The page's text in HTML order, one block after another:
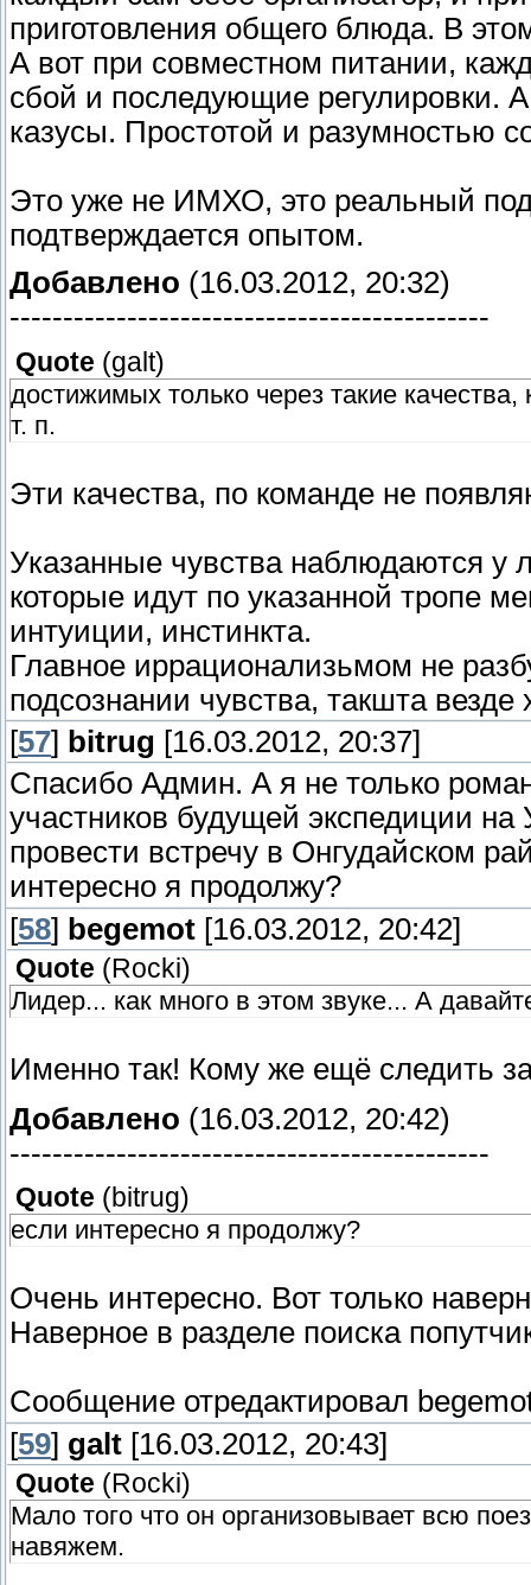
приготовления общего блюда. В
А вот при совместном питании,
сбой и последующие регулировки.
казусы. Простотой и разумностью
Это уже не ИМХО, это реальный
подтверждается опытом.
Добавлено (16.03.2012, 20:32)
---------------------------------------------
Quote (galt)
достижимых только через такие качества,
т. п.
Эти качества, по команде не
Указанные чувства наблюдаются
которые идут по указанной тропе
интуиции, инстинкта.
Главное иррационализьмом не
подсознании чувства, такшта
[57] bitrug [16.03.2012, 20:37]
Cпасибо Админ. А я не только
участников будущей экспедиции
провести встречу в Онгудайском
интересно я продолжу?
[58] begemot [16.03.2012, 20:42]
Quote ( Rocki)
Лидер... как много в этом звуке... А
Именно так! Кому же ещё следить
Добавлено (16.03.2012, 20:42)
---------------------------------------------
Quote (bitrug)
если интересно я продолжу?
Очень интересно. Вот только
Наверное в разделе поиска
Сообщение отредактировал
[59] galt [16.03.2012, 20:43]
Quote ( Rocki)
Мало того что он организовывает всю
навяжем.